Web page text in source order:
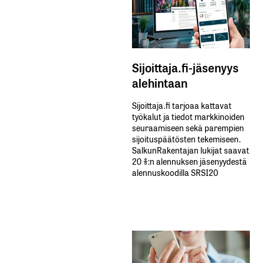
Sijoittaja.fi-jäsenyys
alehintaan
Sijoittaja.fi tarjoaa kattavat
työkalut ja tiedot markkinoiden
seuraamiseen sekä parempien
sijoituspäätösten tekemiseen.
SalkunRakentajan lukijat saavat
20 %:n alennuksen jäsenyydestä
alennuskoodilla SRSI20